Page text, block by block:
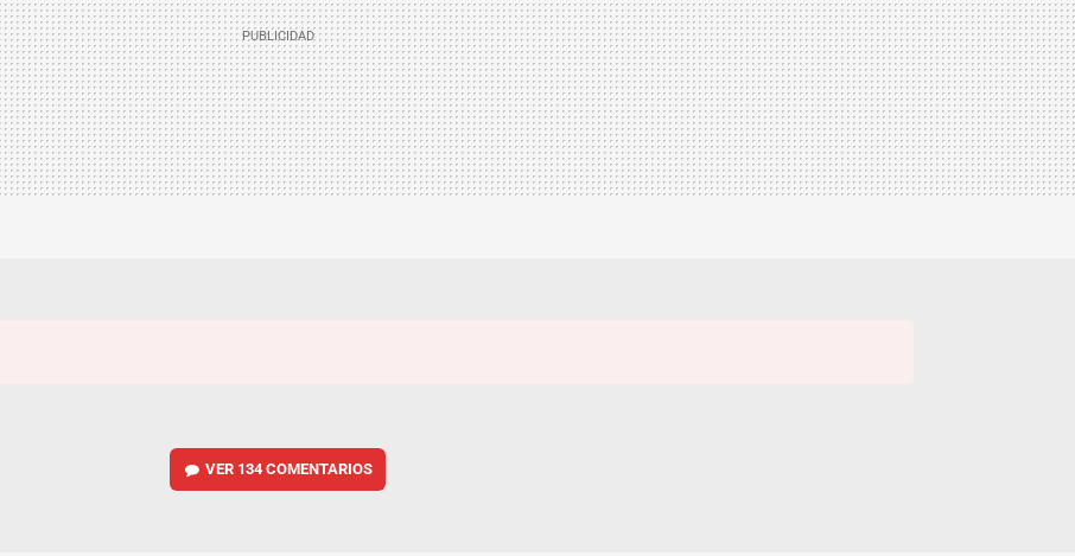
VER 134 COMENTARIOS